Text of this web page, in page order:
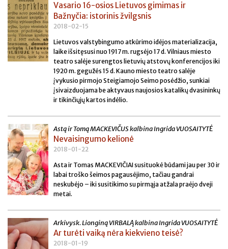
Vasario 16-osios Lietuvos gimimas ir
Bažnyčia: istorinis žvilgsnis
2018-02-15
Lietuvos valstybingumo atkūrimo idėjos materializacija,
laike išsitęsusi nuo 1917 m. rugsėjo 17 d. Vilniaus miesto
teatro salėje surengtos lietuvių atstovų konferencijos iki
1920 m. gegužės 15 d. Kauno miesto teatro salėje
įvykusio pirmojo Steigiamojo Seimo posėdžio, sunkiai
įsivaizduojama be aktyvaus naujosios katalikų dvasininkų
ir tikinčiųjų kartos indėlio.
Astą ir Tomą MACKEVIČUS kalbina Ingrida VUOSAITYTĖ
Nevaisingumo kelionė
2018-01-22
Asta ir Tomas MACKEVIČIAI susituokė būdami jau per 30 ir
labai troško šeimos pagausėjimo, tačiau gandrai
neskubėjo – iki susitikimo su pirmąja atžala praėjo dveji
metai.
Arkivysk. Lionginą VIRBALĄ kalbina Ingrida VUOSAITYTĖ
Ar turėti vaiką nėra kiekvieno teisė?
2018-01-19